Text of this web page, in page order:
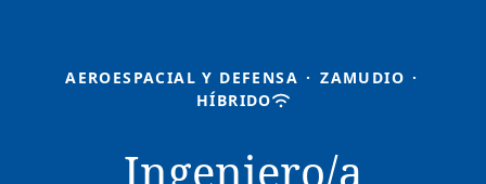
AEROESPACIAL Y DEFENSA · ZAMUDIO ·
HÍBRIDO
Ingeniero/a